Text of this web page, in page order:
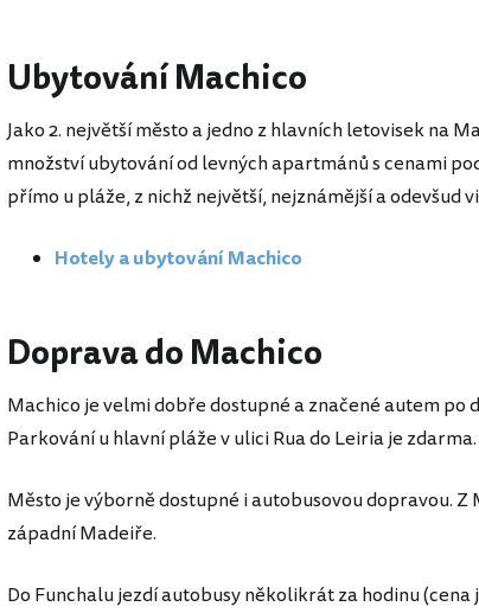
Ubytování Machico
Jako 2. největší město a jedno z hlavních letovisek na
množství ubytování od levných apartmánů s cenami
přímo u pláže, z nichž největší, nejznámější a odevšud
Hotely a ubytování Machico
Doprava do Machico
Machico je velmi dobře dostupné a značené autem po
Parkování u hlavní pláže v ulici Rua do Leiria je zdarma.
Město je výborně dostupné i autobusovou dopravou.
západní Madeiře.
Do Funchalu jezdí autobusy několikrát za hodinu (cena